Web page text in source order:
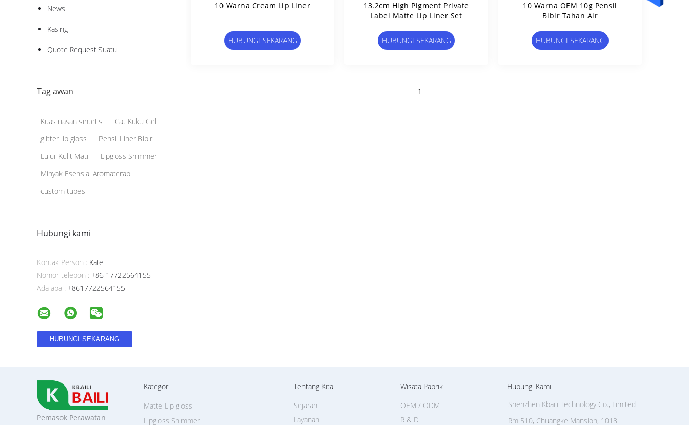
News
Kasing
Quote Request Suatu
Tag awan
Kuas riasan sintetis
Cat Kuku Gel
glitter lip gloss
Pensil Liner Bibir
Lulur Kulit Mati
Lipgloss Shimmer
Minyak Esensial Aromaterapi
custom tubes
Hubungi kami
Kontak Person : Kate
Nomor telepon : +86 17722564155
Ada apa : +8617722564155
10 Warna Cream Lip Liner
HUBUNGI SEKARANG
13.2cm High Pigment Private
Label Matte Lip Liner Set
HUBUNGI SEKARANG
10 Warna OEM 10g Pensil
Bibir Tahan Air
HUBUNGI SEKARANG
1
Pemasok Perawatan
Kategori
Matte Lip gloss
Lipgloss Shimmer
Tentang Kita
Sejarah
Layanan
Wisata Pabrik
OEM / ODM
R & D
Hubungi Kami
Shenzhen Kbaili Technology Co., Limited
Rm 510, Chuangke Mansion, 1018